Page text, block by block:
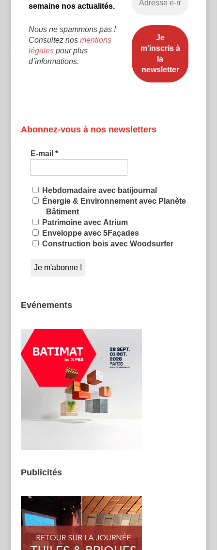
semaine nos actualités.
Nous ne spammons pas !
Consultez nos mentions
légalespour plus
d’informations.
Abonnez-vous à nos newsletters
E-mail *
Hebdomadaire avec batijournal
Énergie & Environnement avec Planète
Bâtiment
Patrimoine avec Atrium
Enveloppe avec 5Façades
Construction bois avec Woodsurfer
Evénements
Publicités